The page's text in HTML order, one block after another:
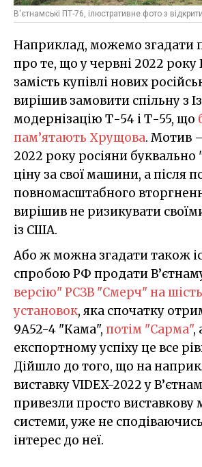
В'єтнамські ПТ-76, ілюстративне фото з
Наприклад, можемо згадати
про те, що у червні 2022 року
замість купівлі нових
вирішив замовити спільну з
модернізацію Т-54 і Т-55, що
пам’ятають Хрущова. Мотив
2022 року росіяни
ціну за свої машини, а після
повномасштабного
вирішив не ризикувати
із США.
Або ж можна згадати також
спробою РФ продати
версію" РСЗВ "Смерч" на
установок, яка спочатку
9А52-4 "Кама", потім "Сарма",
експортному успіху це все
Дійшло до того, що на
виставку VIDEX-2022 у
привезли просто виставкову
системи, уже не
інтерес до неї.